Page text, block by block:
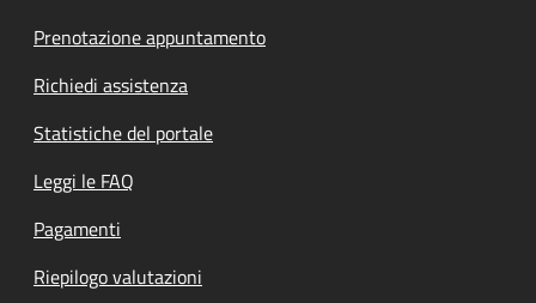
Prenotazione appuntamento
Richiedi assistenza
Statistiche del portale
Leggi le FAQ
Pagamenti
Riepilogo valutazioni